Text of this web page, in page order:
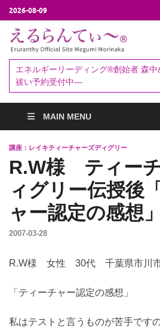
2026-08-09
予約
エネルギーリーディング®創始者 森
祓い予約受付中―
MAIN MENU
講座：レイキティーチャーズディグリー
R.W様 ティー
ィグリー伝授後
ャー認定の感想」
2007-03-28
R.W様 女性 30代 千葉県市川
「ティーチャー認定の感想」
私はテストと言うものが苦手です